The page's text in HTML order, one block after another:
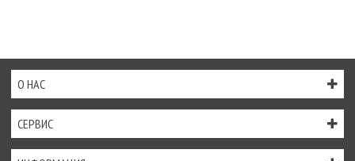
О НАС
СЕРВИС